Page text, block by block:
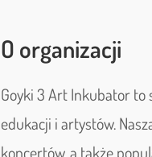
O organizacji
Goyki 3 Art Inkubator
edukacji i artystów.
koncertów, a także